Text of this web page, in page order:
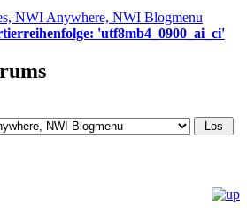
NWI Anywhere, NWI Blogmenu
'utf8mb4_0900_ai_ci'